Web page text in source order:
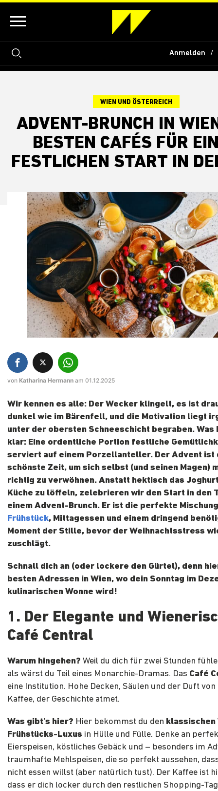
Anmelden
WIEN UND ÖSTERREICH
ADVENT-BRUNCH IN
BESTEN CAFÉS FÜR
FESTLICHEN START IN
von Katharina Hermann am 01.12.2025
Wir kennen es alle: Der Wecker klingelt, es ist
dunkel wie im Bärenfell, und die Motivation liegt
unter der obersten Schneeschicht begraben. Was
klar: Eine ordentliche Portion festliche
serviert auf einem Porzellanteller. Der Advent ist
schönste Zeit, um sich selbst (und seinen Magen)
richtig zu verwöhnen. Anstatt hektisch das
Küche zu löffeln, zelebrieren wir den Start in den
einem Advent-Brunch. Er ist die perfekte
Frühstück, Mittagessen und einem dringend
Moment der Stille, bevor der Weihnachtsstress
zuschlägt.
Schnall dich an (oder lockere den Gürtel), denn
besten Adressen in Wien, wo dein Sonntag im
kulinarischen Wonne wird!
1. Der Elegante und
Café Central
Warum hingehen? Weil du dich für zwei Stunden
als wärst du Teil eines Monarchie-Dramas. Das Café
eine Institution. Hohe Decken, Säulen und der Duft
Kaffee, der Geschichte atmet.
Was gibt’s hier? Hier bekommst du den klassischen
Frühstücks-Luxus in Hülle und Fülle. Denke an
Eierspeisen, köstliches Gebäck und – besonders im
traumhafte Mehlspeisen, die so perfekt aussehen,
nicht essen willst (aber natürlich tust). Der Kaffee ist
dass er dich locker durch den restlichen Shopping-